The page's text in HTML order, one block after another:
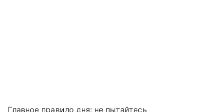
Главное правило дня: не пытайтесь